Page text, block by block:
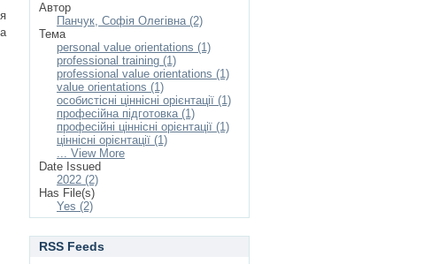
Автор
Панчук, Софія Олегівна (2)
Тема
personal value orientations (1)
professional training (1)
professional value orientations (1)
value orientations (1)
особистісні ціннісні орієнтації (1)
професійна підготовка (1)
професійні ціннісні орієнтації (1)
ціннісні орієнтації (1)
... View More
Date Issued
2022 (2)
Has File(s)
Yes (2)
RSS Feeds